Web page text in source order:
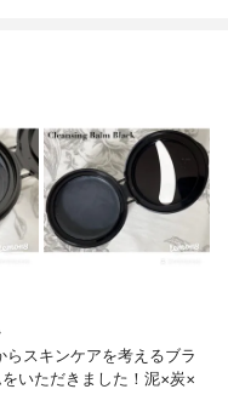
スキンケアを考えるブラ
いただきました！泥×炭×